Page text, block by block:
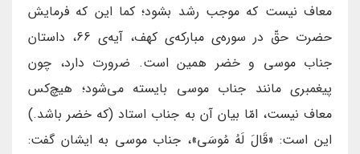
معاف نیست که موجب رشد بشود؛ کما این که فرمایش
حضرت حقّ در سوره‌ی مبارکه‌ی کهف، آیه‌ی 66، داستان
جناب موسی و خضر همین است. ضرورت دارد، چون
پیغمبری مانند جناب موسی بایسته می‌شود؛ هیچ‌کس
معاف نیست، امّا بیان آن به جناب استاد (که خضر باشد.)
این است: «قَالَ لَهُ مُوسَى»، جناب موسی به ایشان گفت: